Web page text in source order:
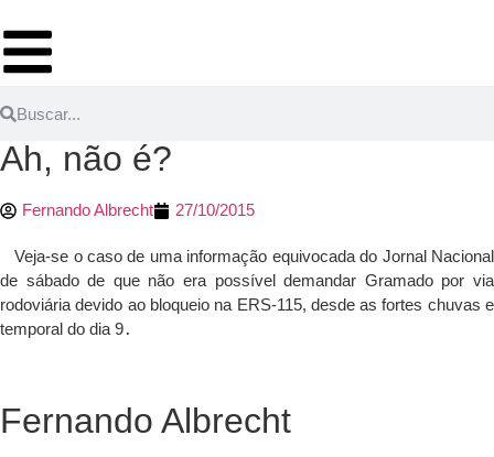
Ah, não é?
Fernando Albrecht 27/10/2015
Veja-se o caso de uma informação equivocada do Jornal Nacional
de sábado de que não era possível demandar Gramado por via
rodoviária devido ao bloqueio na ERS-115, desde as fortes chuvas e
temporal do dia 9 .
Fernando Albrecht